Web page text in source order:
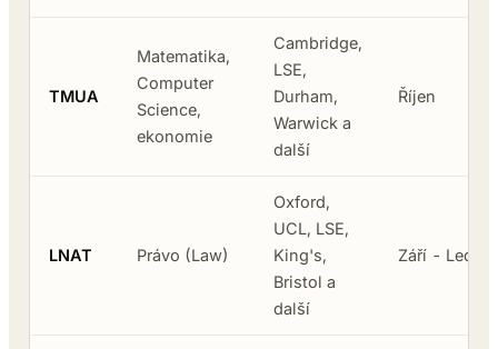
TMUA
Matematika,
Computer
Science,
ekonomie
Cambridge,
LSE,
Durham,
Warwick a
další
Říjen
LNAT Právo (Law)
Oxford,
UCL, LSE,
King's,
Bristol a
další
Září - Leden